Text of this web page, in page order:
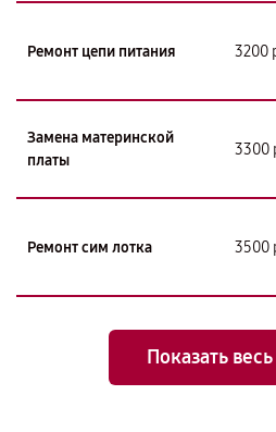
Ремонт цепи питания 3200
Замена материнской
платы
3300
Ремонт сим лотка 3500
Показать